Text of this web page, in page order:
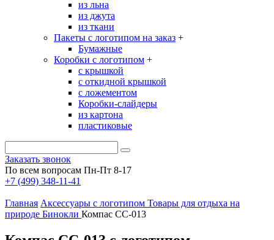
из льна
из джута
из ткани
Пакеты с логотипом на заказ +
Бумажные
Коробки с логотипом +
с крышкой
с откидной крышкой
с ложементом
Коробки-слайдеры
из картона
пластиковые
Заказать звонок
По всем вопросам Пн-Пт 8-17
+7 (499) 348-11-41
Главная Аксессуары с логотипом Товары для отдыха на
природе Бинокли Компас CC-013